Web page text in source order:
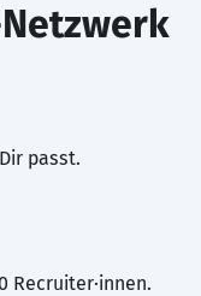
Netzwerk
passt.
Recruiter·innen.